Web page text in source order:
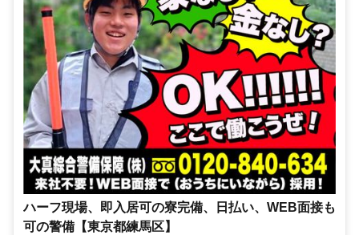
ハーフ現場、即入居可の寮完備、日払い、WEB面接も
可の警備【東京都練馬区】